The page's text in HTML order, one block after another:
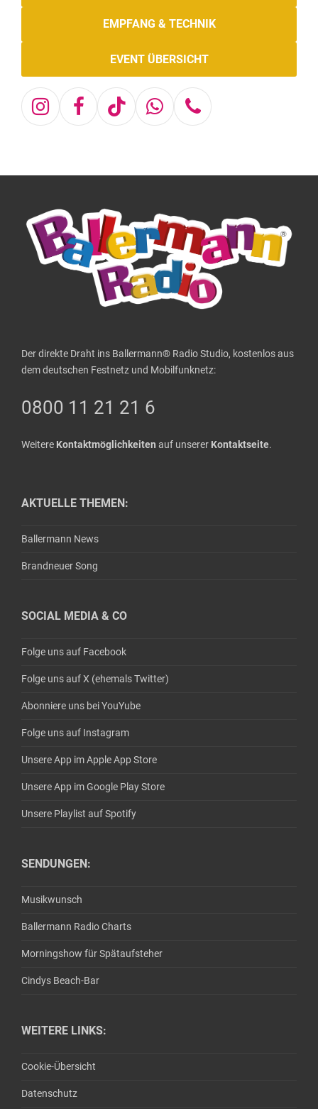
EMPFANG & TECHNIK
EVENT ÜBERSICHT
Instagram
Facebook
TiktokWhatsapp
Telefon
Der direkte Draht ins Ballermann® Radio Studio, kostenlos aus
dem deutschen Festnetz und Mobilfunknetz:
0800 11 21 21 6
Weitere Kontaktmöglichkeiten auf unserer Kontaktseite.
AKTUELLE THEMEN:
Ballermann News
Brandneuer Song
SOCIAL MEDIA & CO
Folge uns auf Facebook
Folge uns auf X (ehemals Twitter)
Abonniere uns bei YouYube
Folge uns auf Instagram
Unsere App im Apple App Store
Unsere App im Google Play Store
Unsere Playlist auf Spotify
SENDUNGEN:
Musikwunsch
Ballermann Radio Charts
Morningshow für Spätaufsteher
Cindys Beach-Bar
WEITERE LINKS:
Cookie-Übersicht
Datenschutz